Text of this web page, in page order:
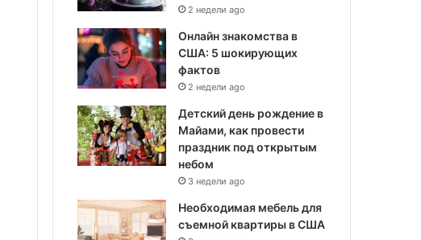
2 недели ago
Онлайн знакомства в
США: 5 шокирующих
фактов
2 недели ago
Детский день рождение в
Майами, как провести
праздник под открытым
небом
3 недели ago
Необходимая мебель для
съемной квартиры в США